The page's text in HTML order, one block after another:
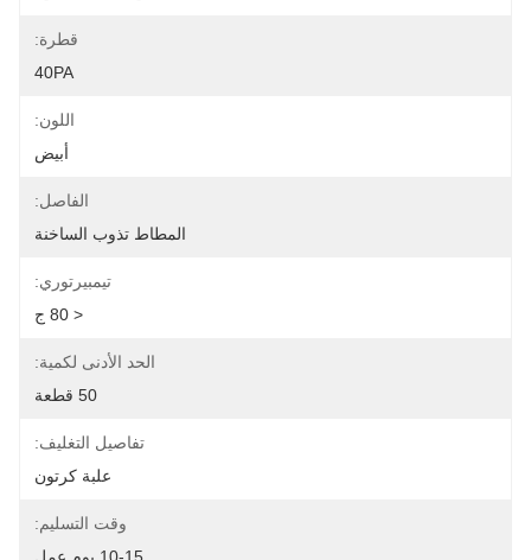
قطرة:
40PA
اللون:
أبيض
الفاصل:
المطاط تذوب الساخنة
تيمبيرتوري:
< 80 ج
الحد الأدنى لكمية:
50 قطعة
تفاصيل التغليف:
علبة كرتون
وقت التسليم: